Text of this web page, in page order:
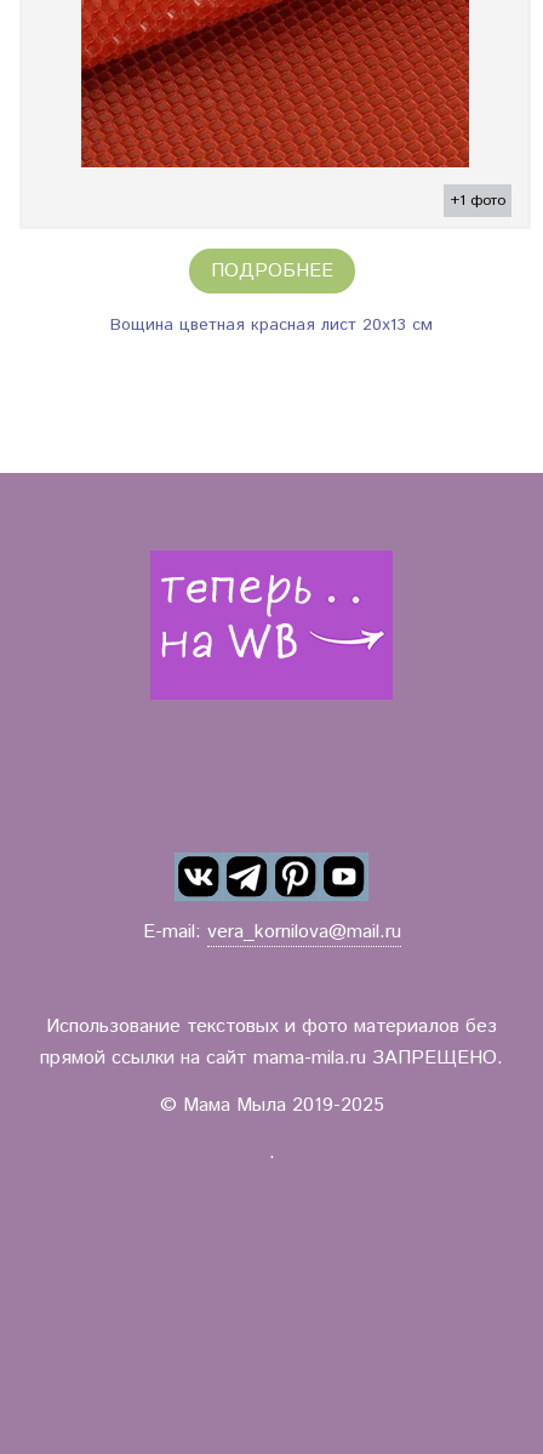
+1 фото
ПОДРОБНЕЕ
Вощина цветная красная лист 20х13 см
E-mail: vera_kornilova@mail.ru
Использование текстовых и фото материалов без
прямой ссылки на сайт mama-mila.ru ЗАПРЕЩЕНО.
© Мама Мыла 2019-2025
.